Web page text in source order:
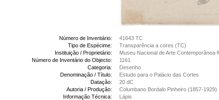
Número de Inventário:
41643 TC
Tipo de Espécime:
Transparência a cores (TC)
Instituição / Proprietário:
Museu Nacional de Arte Contemporânea-
Número de Inventário do Objecto:
1161
Categoria:
Desenho
Denominação / Título:
Estudo para o Palácio das Cortes
Datação:
20 dC
Autoria / Produção:
Columbano Bordalo Pinheiro (1857-1929)
Informação Técnica:
Lápis